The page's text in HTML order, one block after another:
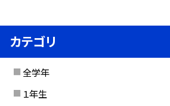
カテゴリ
全学年
１年生